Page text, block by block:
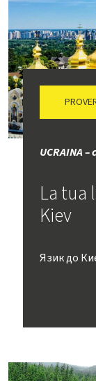
UCRAINA
La tua
Kiev
Язик до